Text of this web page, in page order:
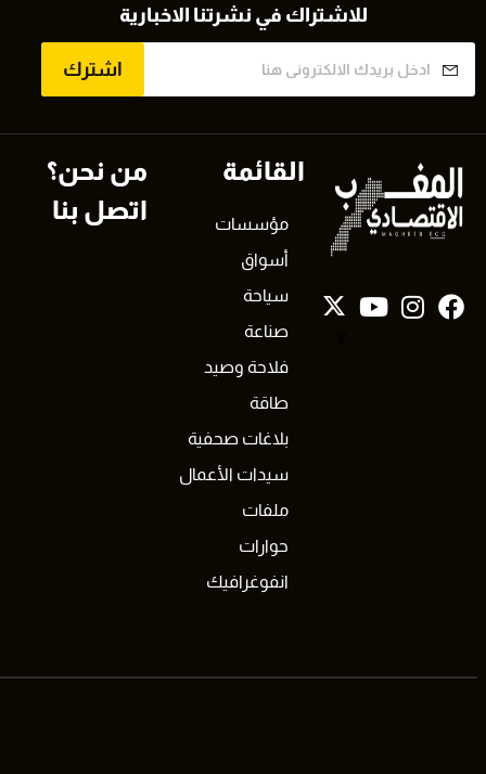
للاشتراك في نشرتنا الاخبارية
اشترك
القائمة
مؤسسات
أسواق
سياحة
صناعة
فلاحة وصيد
طاقة
بلاغات صحفية
سيدات الأعمال
ملفات
حوارات
انفوغرافيك
من نحن؟
اتصل بنا